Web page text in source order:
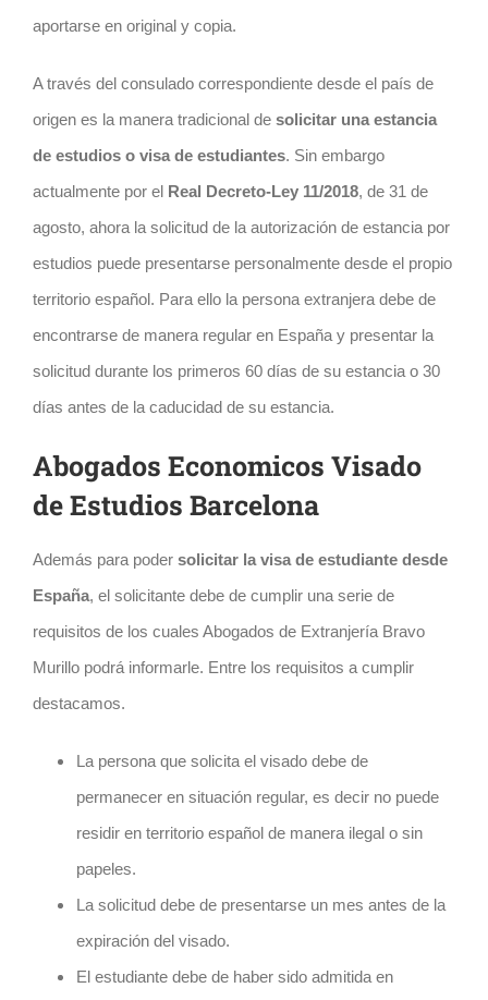
aportarse en original y copia.
A través del consulado correspondiente desde el país de
origen es la manera tradicional de solicitar una estancia
de estudios o visa de estudiantes. Sin embargo
actualmente por el Real Decreto-Ley 11/2018, de 31 de
agosto, ahora la solicitud de la autorización de estancia por
estudios puede presentarse personalmente desde el propio
territorio español. Para ello la persona extranjera debe de
encontrarse de manera regular en España y presentar la
solicitud durante los primeros 60 días de su estancia o 30
días antes de la caducidad de su estancia.
Abogados Economicos Visado
de Estudios Barcelona
Además para poder solicitar la visa de estudiante desde
España, el solicitante debe de cumplir una serie de
requisitos de los cuales Abogados de Extranjería Bravo
Murillo podrá informarle. Entre los requisitos a cumplir
destacamos.
La persona que solicita el visado debe de
permanecer en situación regular, es decir no puede
residir en territorio español de manera ilegal o sin
papeles.
La solicitud debe de presentarse un mes antes de la
expiración del visado.
El estudiante debe de haber sido admitida en